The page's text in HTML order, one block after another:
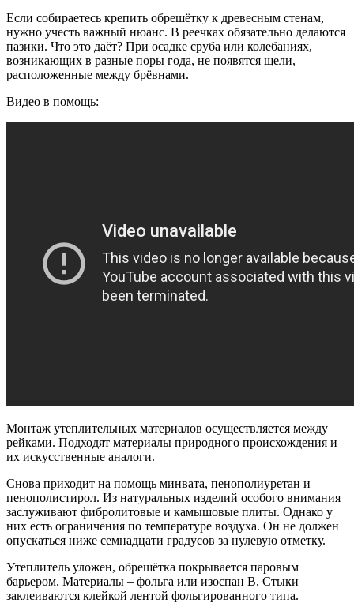
Если собираетесь крепить обрешётку к древесным стенам,
нужно учесть важный нюанс. В реечках обязательно делаются
пазики. Что это даёт? При осадке сруба или колебаниях,
возникающих в разные поры года, не появятся щели,
расположенные между брёвнами.
Видео в помощь:
Монтаж утеплительных материалов осуществляется между
рейками. Подходят материалы природного происхождения и
их искусственные аналоги.
Снова приходит на помощь минвата, пенополиуретан и
пенополистирол. Из натуральных изделий особого внимания
заслуживают фибролитовые и камышовые плиты. Однако у
них есть ограничения по температуре воздуха. Он не должен
опускаться ниже семнадцати градусов за нулевую отметку.
Утеплитель уложен, обрешётка покрывается паровым
барьером. Материалы – фольга или изоспан B. Стыки
заклеиваются клейкой лентой фольгированного типа.